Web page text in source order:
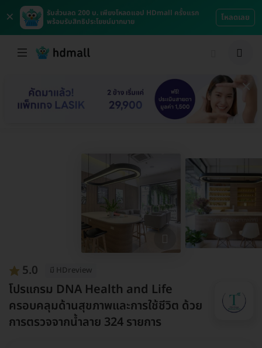
×
รับส่วนลด 200 บ. เพียงโหลดแอป HDmall ครั้งแรก
พร้อมรับสิทธิประโยชน์มากมาย
โหลดเลย
5.0 มี HDreview
โปรแกรม DNA Health and Life
ครอบคลุมด้านสุขภาพและการใช้ชีวิต ด้วย
การตรวจจากน้ำลาย 324 รายการ